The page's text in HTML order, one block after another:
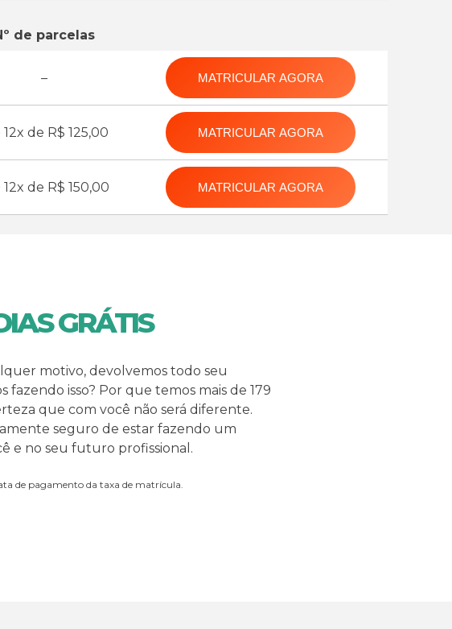
de parcelas
– MATRICULAR AGORA
de R$ 125,00 MATRICULAR AGORA
de R$ 150,00 MATRICULAR AGORA
GRÁTIS
motivo, devolvemos todo seu
isso? Por que temos mais de 179
que com você não será diferente.
seguro de estar fazendo um
e no seu futuro profissional.
de pagamento da taxa de matrícula.